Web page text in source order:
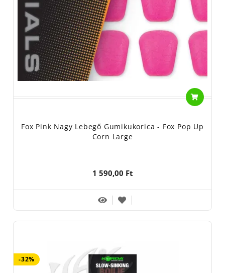
Fox Pink Nagy Lebegő Gumikukorica - Fox Pop Up
Corn Large
1 590,00 Ft
-32%